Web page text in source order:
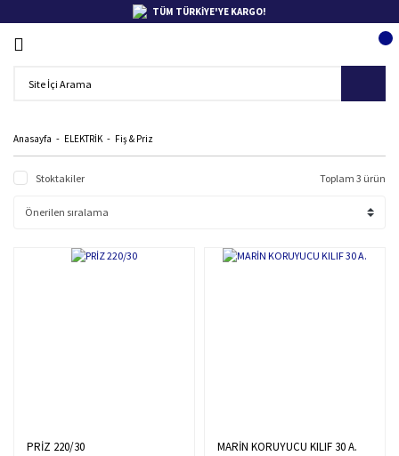
TÜM TÜRKİYE'YE KARGO!
Anasayfa ELEKTRİK Fiş & Priz
Stoktakiler Toplam 3 ürün
PRİZ 220/30 MARİN KORUYUCU KILIF 30 A.